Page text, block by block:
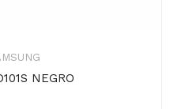
NEGRO